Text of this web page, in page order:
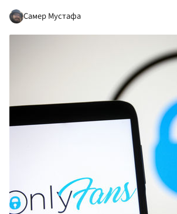
Самер Мустафа